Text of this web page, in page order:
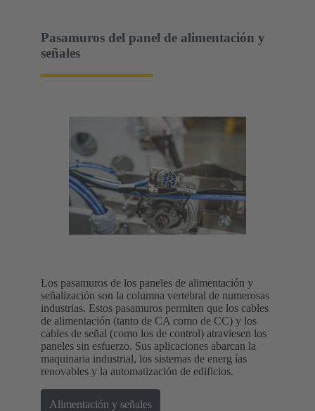
Pasamuros del panel de alimentación y
señales
Los pasamuros de los paneles de alimentación y
señalización son la columna vertebral de numerosas
industrias. Estos pasamuros permiten que los cables
de alimentación (tanto de CA como de CC) y los
cables de señal (como los de control) atraviesen los
paneles sin esfuerzo. Sus aplicaciones abarcan la
maquinaria industrial, los sistemas de energ ías
renovables y la automatización de edificios.
Alimentación y señales